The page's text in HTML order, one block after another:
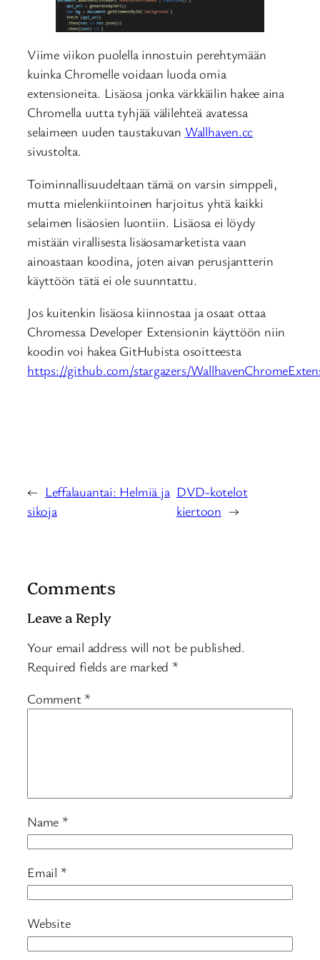
Viime viikon puolella innostuin perehtymään
kuinka Chromelle voidaan luoda omia
extensioneita. Lisäosa jonka värkkäilin hakee aina
Chromella uutta tyhjää välilehteä avatessa
selaimeen uuden taustakuvan Wallhaven.cc
sivustolta.
Toiminnallisuudeltaan tämä on varsin simppeli,
mutta mielenkiintoinen harjoitus yhtä kaikki
selaimen lisäosien luontiin. Lisäosa ei löydy
mistään virallisesta lisäosamarketista vaan
ainoastaan koodina, joten aivan perusjantterin
käyttöön tätä ei ole suunntattu.
Jos kuitenkin lisäosa kiinnostaa ja osaat ottaa
Chromessa Developer Extensionin käyttöön niin
koodin voi hakea GitHubista osoitteesta
https://github.com/stargazers/
← Leffalauantai: Helmiä ja
sikoja
DVD-kotelot
kiertoon →
Comments
Leave a Reply
Your email address will not be published.
Required fields are marked *
Comment *
Name *
Email *
Website